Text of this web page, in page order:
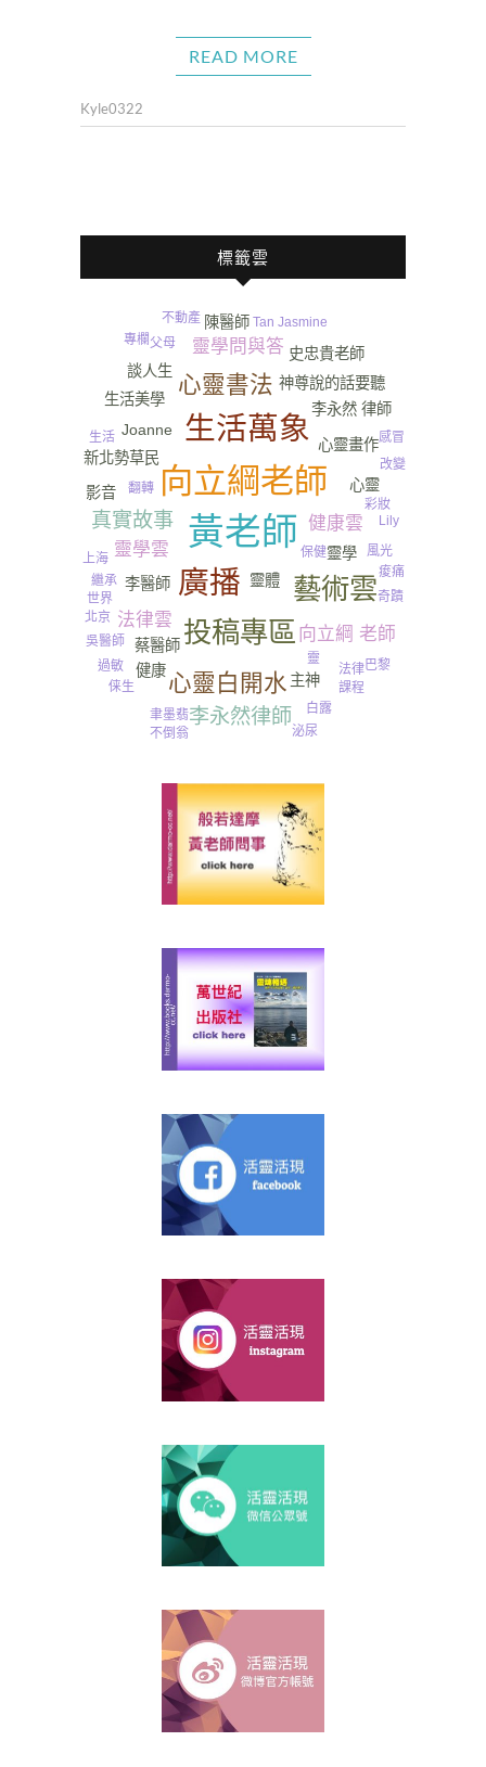
READ MORE
Kyle0322
標籤雲
黃老師
向立綱老師
廣播
生活萬象
投稿專區
藝術雲
心靈白開水
心靈書法
李永然律師
真實故事 健康雲
靈學問與答
靈學雲
向立綱 老師
法律雲
心靈
李醫師 靈體
Joanne
新北勢草民
神尊說的話要聽
靈學
蔡醫師
心靈畫作
主神
李永然 律師
影音
談人生
史忠貴老師
生活美學
健康
陳醫師 Tan Jasmine
保健
上海
Lily
白露
翻轉
聿墨翡
風光
生活
法律
吳醫師
父母
課程
世界
彩妝
俫生
改變
過敏 靈
不動產
北京
奇蹟
感冒
巴黎
泌尿
痠痛
專欄
繼承
不倒翁